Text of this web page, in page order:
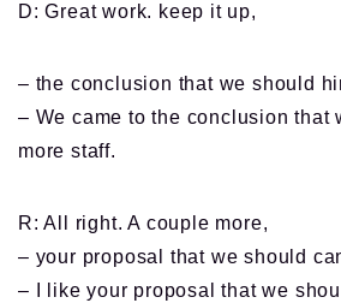
D: Great work. keep it up,
– the conclusion that we should
– We came to the conclusion that
more staff.
R: All right. A couple more,
– your proposal that we should
– I like your proposal that we